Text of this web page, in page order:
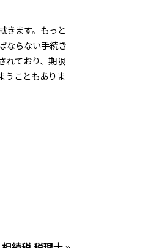
きます。もっと
ならない手続き
れており、期限
うこともありま